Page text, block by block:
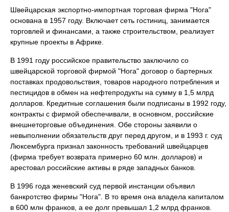
Швейцарская экспортно-импортная торговая фирма "Нога"
основана в 1957 году. Включает сеть гостиниц, занимается
торговлей и финансами, а также строительством, реализует
крупные проекты в Африке.
В 1991 году российское правительство заключило со
швейцарской торговой фирмой "Нога" договор о бартерных
поставках продовольствия, товаров народного потребления и
пестицидов в обмен на нефтепродукты на сумму в 1,5 млрд
долларов. Кредитные соглашения были подписаны в 1992 году,
контракты с фирмой обеспечивали, в основном, российские
внешнеторговые объединения. Обе стороны заявили о
невыполнении обязательств друг перед другом, и в 1993 г. суд
Люксембурга признал законность требований швейцарцев
(фирма требует возврата примерно 60 млн. долларов) и
арестовал российские активы в ряде западных банков.
В 1996 года женевский суд первой инстанции объявил
банкротство фирмы "Нога". В то время она владела капиталом
в 600 млн франков, а ее долг превышал 1,2 млрд франков.